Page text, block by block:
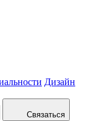
Дизайн
Связаться